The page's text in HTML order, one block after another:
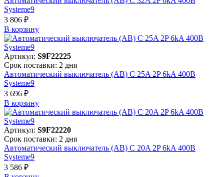
Systeme9
3 806 ₽
В корзинy
Артикул: S9F22225
Срок поставки: 2 дня
Автоматический выключатель (АВ) C 25A 2P 6kA 400В
Systeme9
3 696 ₽
В корзинy
Артикул: S9F22220
Срок поставки: 2 дня
Автоматический выключатель (АВ) C 20A 2P 6kA 400В
Systeme9
3 586 ₽